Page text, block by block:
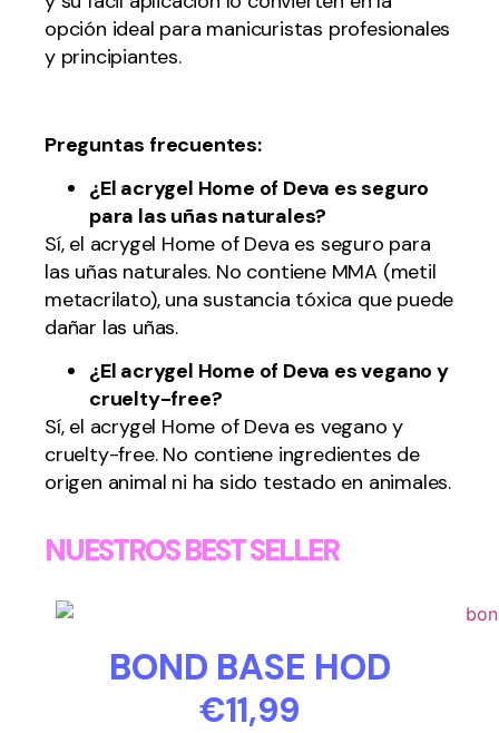
opción ideal para manicuristas profesionales
y principiantes.
Preguntas frecuentes:
¿El acrygel Home of Deva es seguro
para las uñas naturales?
Sí, el acrygel Home of Deva es seguro para
las uñas naturales. No contiene MMA (metil
metacrilato), una sustancia tóxica que puede
dañar las uñas.
¿El acrygel Home of Deva es vegano y
cruelty-free?
Sí, el acrygel Home of Deva es vegano y
cruelty-free. No contiene ingredientes de
origen animal ni ha sido testado en animales.
NUESTROS BEST SELLER
BOND BASE HOD
€11,99